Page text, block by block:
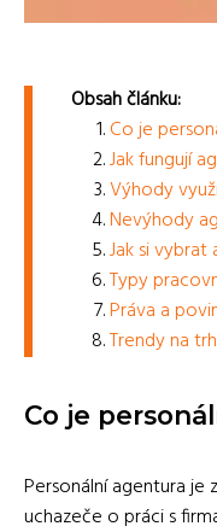
Obsah článku:
Co je
Jak fungují
Výhody
Nevýhody
Jak si vybrat
Typy
Práva a
Trendy na
Co je
Personální agentura
uchazeče o práci s